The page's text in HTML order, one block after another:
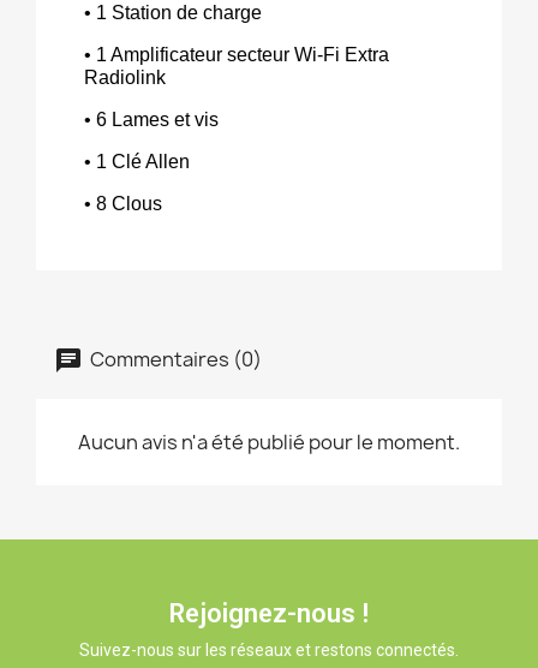
• 1 Station de charge
• 1 Amplificateur secteur Wi-Fi Extra
Radiolink
• 6 Lames et vis
• 1 Clé Allen
• 8 Clous
Commentaires (0)
Aucun avis n'a été publié pour le moment.
Rejoignez-nous !
Suivez-nous sur les réseaux et restons connectés.